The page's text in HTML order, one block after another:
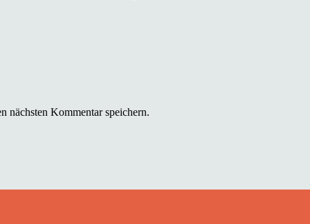
nächsten Kommentar speichern.